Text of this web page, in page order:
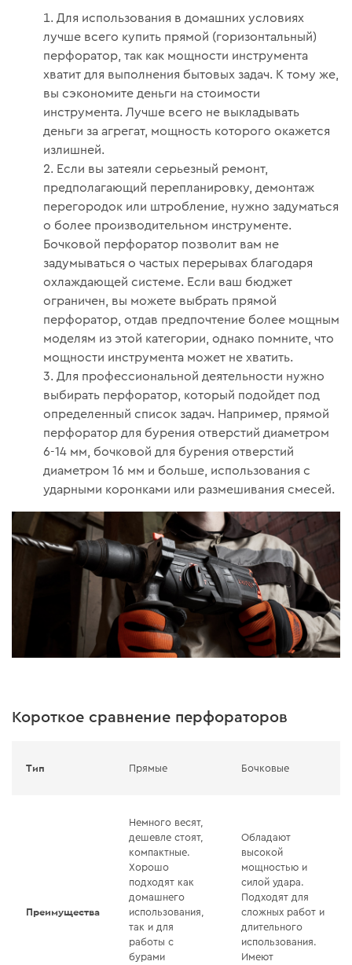
Для использования в домашних условиях
лучше всего купить прямой (горизонтальный)
перфоратор, так как мощности инструмента
хватит для выполнения бытовых задач. К тому же,
вы сэкономите деньги на стоимости
инструмента. Лучше всего не выкладывать
деньги за агрегат, мощность которого окажется
излишней.
Если вы затеяли серьезный ремонт,
предполагающий перепланировку, демонтаж
перегородок или штробление, нужно задуматься
о более производительном инструменте.
Бочковой перфоратор позволит вам не
задумываться о частых перерывах благодаря
охлаждающей системе. Если ваш бюджет
ограничен, вы можете выбрать прямой
перфоратор, отдав предпочтение более мощным
моделям из этой категории, однако помните, что
мощности инструмента может не хватить.
Для профессиональной деятельности нужно
выбирать перфоратор, который подойдет под
определенный список задач. Например, прямой
перфоратор для бурения отверстий диаметром
6-14 мм, бочковой для бурения отверстий
диаметром 16 мм и больше, использования с
ударными коронками или размешивания смесей.
Короткое сравнение перфораторов
Тип Прямые Бочковые
Преимущества
Немного весят,
дешевле стоят,
компактные.
Хорошо
подходят как
домашнего
использования,
так и для
работы с
бурами
Обладают
высокой
мощностью и
силой удара.
Подходят для
сложных работ и
длительного
использования.
Имеют